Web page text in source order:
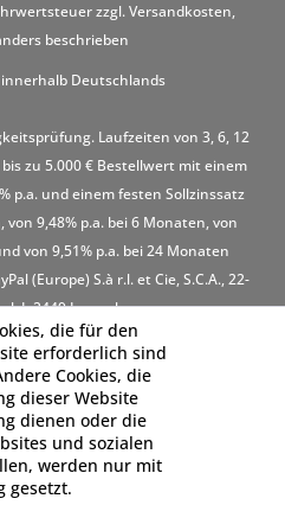
zzgl.Versandkosten,
beschrieben
Deutschlands
Laufzeiten von 3, 6, 12
zu 5.000 € Bestellwert mit einem
p.a. und einem festen Sollzinssatz
von 9,48% p.a. bei 6 Monaten, von
von 9,51% p.a. bei 24 Monaten
(Europe) S.à r.l. et Cie, S.C.A., 22-
L-2449 Luxembourg
die für den
erforderlich sind
Cookies, die
dieser Website
dienen oder die
und sozialen
werden nur mit
gesetzt.